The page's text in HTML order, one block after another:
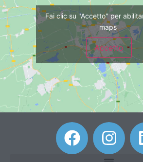
Fai clic su "Accetto" per
maps
Accetto